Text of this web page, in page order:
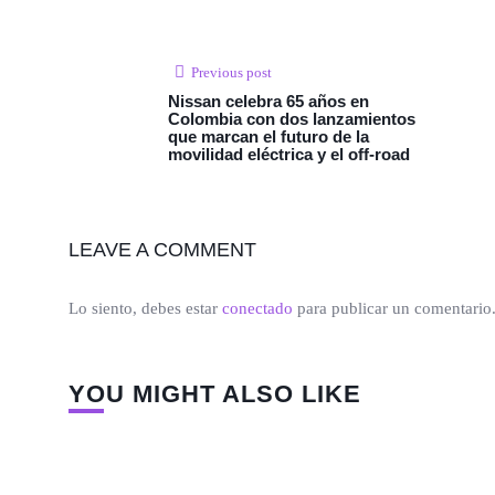
Previous post
Nissan celebra 65 años en
Colombia con dos lanzamientos
que marcan el futuro de la
movilidad eléctrica y el off-road
LEAVE A COMMENT
Lo siento, debes estar conectado para publicar un comentario.
YOU MIGHT ALSO LIKE